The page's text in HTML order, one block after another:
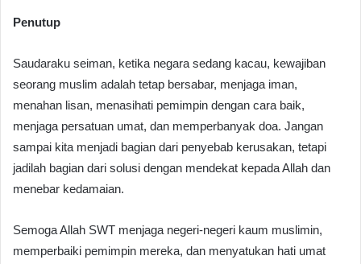
Penutup
Saudaraku seiman, ketika negara sedang kacau, kewajiban
seorang muslim adalah tetap bersabar, menjaga iman,
menahan lisan, menasihati pemimpin dengan cara baik,
menjaga persatuan umat, dan memperbanyak doa. Jangan
sampai kita menjadi bagian dari penyebab kerusakan, tetapi
jadilah bagian dari solusi dengan mendekat kepada Allah dan
menebar kedamaian.
Semoga Allah SWT menjaga negeri-negeri kaum muslimin,
memperbaiki pemimpin mereka, dan menyatukan hati umat